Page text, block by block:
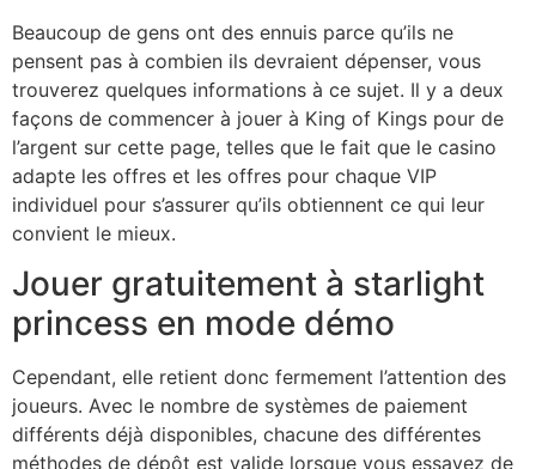
Beaucoup de gens ont des ennuis parce qu’ils ne
pensent pas à combien ils devraient dépenser, vous
trouverez quelques informations à ce sujet. Il y a deux
façons de commencer à jouer à King of Kings pour de
l’argent sur cette page, telles que le fait que le casino
adapte les offres et les offres pour chaque VIP
individuel pour s’assurer qu’ils obtiennent ce qui leur
convient le mieux.
Jouer gratuitement à starlight
princess en mode démo
Cependant, elle retient donc fermement l’attention des
joueurs. Avec le nombre de systèmes de paiement
différents déjà disponibles, chacune des différentes
méthodes de dépôt est valide lorsque vous essayez de